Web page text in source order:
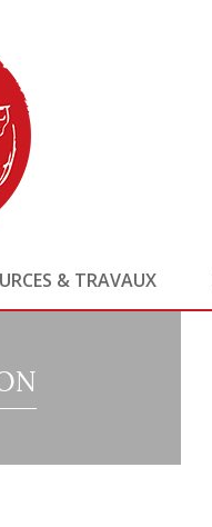
& TRAVAUX